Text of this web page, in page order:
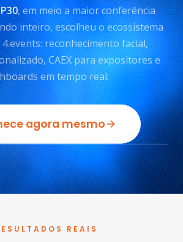
, em meio a maior conferência
inteiro, escolheu o ecossistema
reconhecimento facial,
CAEX para expositores e
em tempo real.
agora mesmo
REAIS